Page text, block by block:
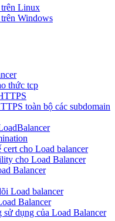
Linux
Windows
thức tcp
toàn bộ các subdomain
cho Load balancer
cho Load Balancer
Balancer
Load balancer
Balancer
dụng của Load Balancer